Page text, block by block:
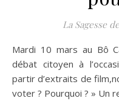
La Sagesse
Mardi 10 mars au Bô Café à 14h00 Ciné-conférence et
débat citoyen à
partir d’extraits de
voter ? Pourquoi ? » Un